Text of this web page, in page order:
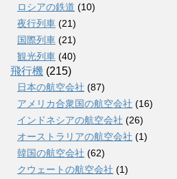
ロシアの鉄道 (10)
夜行列車 (21)
国際列車 (21)
観光列車 (40)
飛行機 (215)
日本の航空会社 (87)
アメリカ合衆国の航空会社 (16)
インドネシアの航空会社 (26)
オーストラリアの航空会社 (1)
韓国の航空会社 (62)
クウェートの航空会社 (1)